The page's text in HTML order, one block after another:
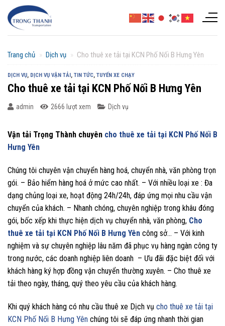
Chuyển
đến
Trang chủ » Dịch vụ » Cho thuê xe tải tại KCN Phố Nối B Hưng Yên
DỊCH VỤ, DỊCH VỤ VẬN TẢI, TIN TỨC, TUYẾN XE CHẠY
Cho thuê xe tải tại KCN Phố Nối B Hưng Yên
admin 2666 lượt xem Dịch vụ
Vận tải Trọng Thành chuyên cho thuê xe tải tại KCN Phố Nối B
Hưng Yên
Chúng tôi chuyên vận chuyển hàng hoá, chuyển nhà, văn phòng trọn
gói. – Bảo hiểm hàng hoá ở mức cao nhất. – Với nhiều loại xe : Đa
dạng chủng loại xe, hoạt động 24h/24h, đáp ứng mọi nhu cầu vận
chuyển của khách. – Nhanh chóng, chuyên nghiệp trong khâu đóng
gói, bốc xếp khi thực hiện dịch vụ chuyển nhà, văn phòng, Cho
thuê xe tải tại KCN Phố Nối B Hưng Yên công sở… – Với kinh
nghiệm và sự chuyên nghiệp lâu năm đã phục vụ hàng ngàn công ty
trong nước, các doanh nghiệp liên doanh – Ưu đãi đặc biệt đối với
khách hàng ký hợp đồng vận chuyển thường xuyên. – Cho thuê xe
tải theo ngày, tháng, quý theo yêu cầu của khách hàng.
Khi quý khách hàng có nhu cầu thuê xe Dịch vụ cho thuê xe tải tại
KCN Phố Nối B Hưng Yên chúng tôi sẽ đáp ứng nhanh thời gian